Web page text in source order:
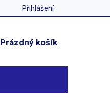
Přihlášení
NÁKUPNÍ
Prázdný košík